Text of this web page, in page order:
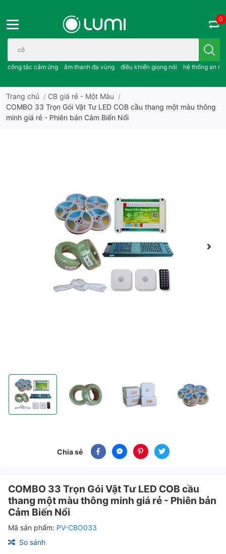
Bạn cần tìm gì..; công tắc cảm ứng..; âm thanh đa vùng ; điều
công tắc cảm ứng âm thanh đa vùng điều khiển giọng nói hệ thống an
0
Trang chủ / CB giá rẻ - Một Màu /
COMBO 33 Trọn Gói Vật Tư LED COB cầu thang một màu thông
minh giá rẻ - Phiên bản Cảm Biến Nổi
COMBO 33 Trọn Gói Vật Tư LED COB cầu thang một màu thông
Chia sẻ
COMBO 33 Trọn Gói Vật Tư LED COB cầu
thang một màu thông minh giá rẻ - Phiên bản
Cảm Biến Nổi
Mã sản phẩm: PV-CBO033
So sánh